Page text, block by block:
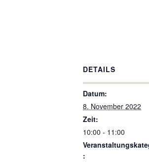
DETAILS
Datum:
8. November 2022
Zeit:
10:00 - 11:00
: